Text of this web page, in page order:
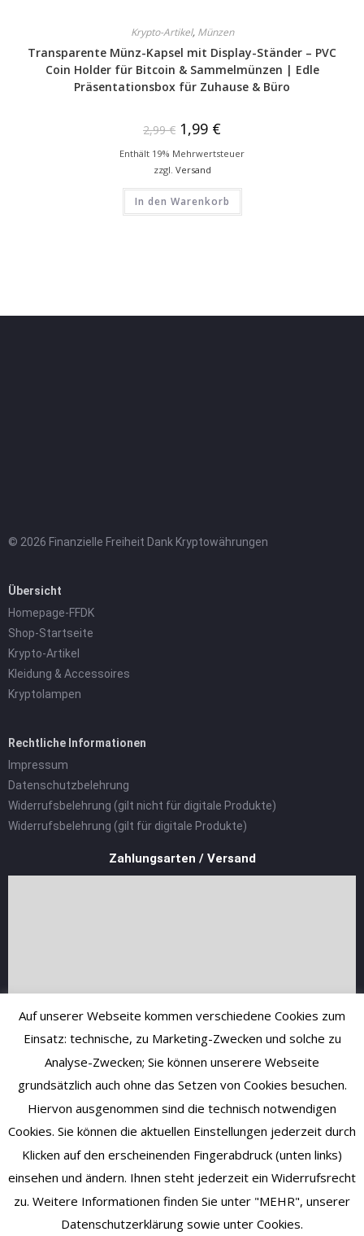
Krypto-Artikel, Münzen
Transparente Münz-Kapsel mit Display-Ständer – PVC
Coin Holder für Bitcoin & Sammelmünzen | Edle
Präsentationsbox für Zuhause & Büro
2,99€ 1,99 €
Enthält 19% Mehrwertsteuer
zzgl. Versand
In den Warenkorb
© 2026 Finanzielle Freiheit Dank Kryptowährungen
Übersicht
Homepage-FFDK
Shop-Startseite
Krypto-Artikel
Kleidung & Accessoires
Kryptolampen
Rechtliche Informationen
Impressum
Datenschutzbelehrung
Widerrufsbelehrung (gilt nicht für digitale Produkte)
Widerrufsbelehrung (gilt für digitale Produkte)
Zahlungsarten / Versand
Auf unserer Webseite kommen verschiedene Cookies zum
Einsatz: technische, zu Marketing-Zwecken und solche zu
Analyse-Zwecken; Sie können unserere Webseite
grundsätzlich auch ohne das Setzen von Cookies besuchen.
Hiervon ausgenommen sind die technisch notwendigen
Cookies. Sie können die aktuellen Einstellungen jederzeit durch
Klicken auf den erscheinenden Fingerabdruck (unten links)
einsehen und ändern. Ihnen steht jederzeit ein Widerrufsrecht
zu. Weitere Informationen finden Sie unter "MEHR", unserer
Datenschutzerklärung sowie unter Cookies.